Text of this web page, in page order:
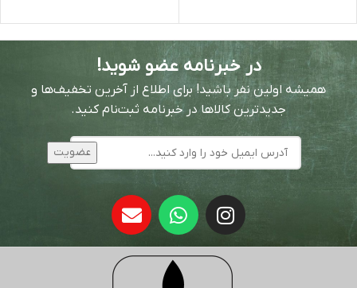
در خبرنامه عضو شوید!
همیشه اولین نفر باشید! برای اطلاع از آخرین تخفیف‌ها و
جدیدترین کالاها در خبرنامه ثبت‌نام کنید.